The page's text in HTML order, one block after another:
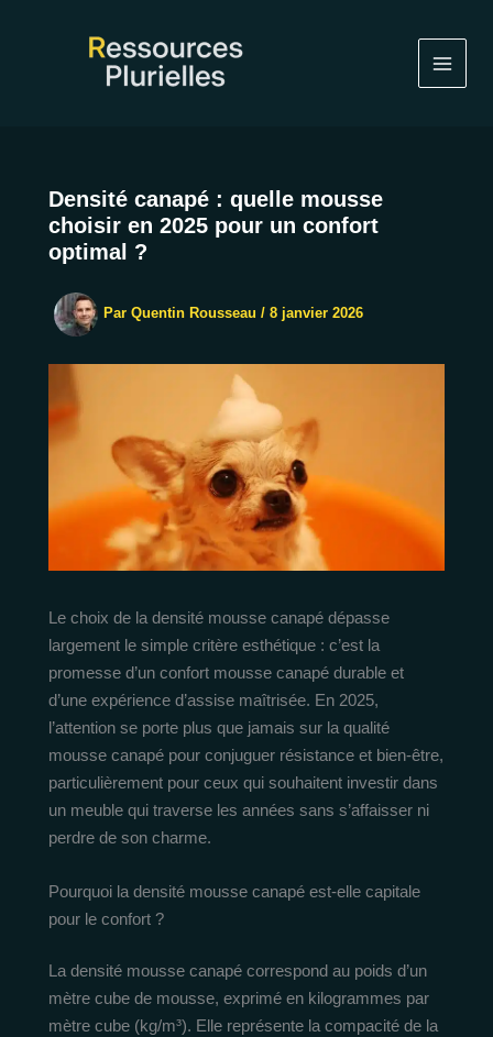
Densité canapé : quelle mousse
choisir en 2025 pour un confort
optimal ?
Par Quentin Rousseau / 8 janvier 2026
Le choix de la densité mousse canapé dépasse
largement le simple critère esthétique : c’est la
promesse d’un confort mousse canapé durable et
d’une expérience d’assise maîtrisée. En 2025,
l’attention se porte plus que jamais sur la qualité
mousse canapé pour conjuguer résistance et bien-être,
particulièrement pour ceux qui souhaitent investir dans
un meuble qui traverse les années sans s’affaisser ni
perdre de son charme.
Pourquoi la densité mousse canapé est-elle capitale
pour le confort ?
La densité mousse canapé correspond au poids d’un
mètre cube de mousse, exprimé en kilogrammes par
mètre cube (kg/m³). Elle représente la compacité de la